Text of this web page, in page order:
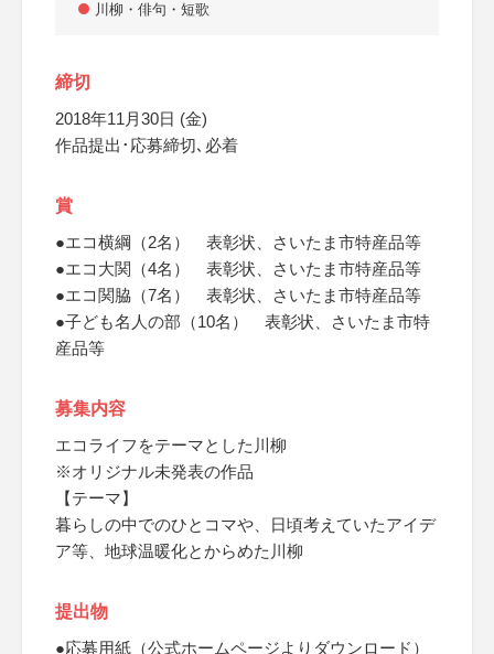
川柳・俳句・短歌
締切
2018年11月30日 (金)
作品提出･応募締切､必着
賞
●エコ横綱（2名） 表彰状、さいたま市特産品等
●エコ大関（4名） 表彰状、さいたま市特産品等
●エコ関脇（7名） 表彰状、さいたま市特産品等
●子ども名人の部（10名） 表彰状、さいたま市特
産品等
募集内容
エコライフをテーマとした川柳
※オリジナル未発表の作品
【テーマ】
暮らしの中でのひとコマや、日頃考えていたアイデ
ア等、地球温暖化とからめた川柳
提出物
●応募用紙（公式ホームページよりダウンロード）